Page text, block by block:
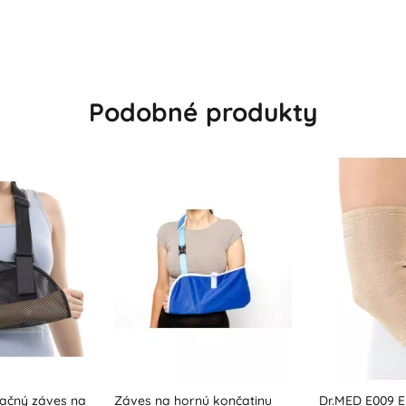
Podobné produkty
končatinu
Dr.MED E009 Elastická
Dr.MED E112